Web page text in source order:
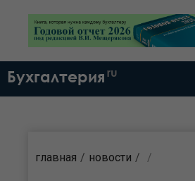
Бухгалтерия ru
главная новости